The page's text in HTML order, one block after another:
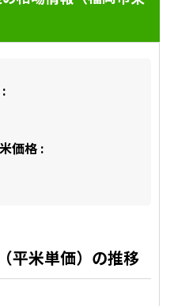
価格 :
平米単価）の推移